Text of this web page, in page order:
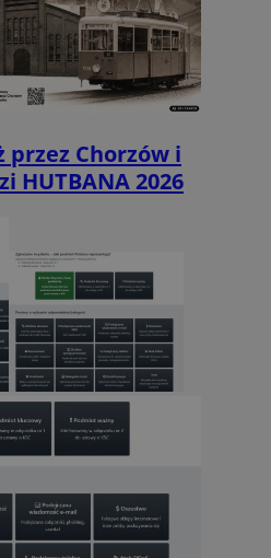
Chorzów i
HUTBANA 2026